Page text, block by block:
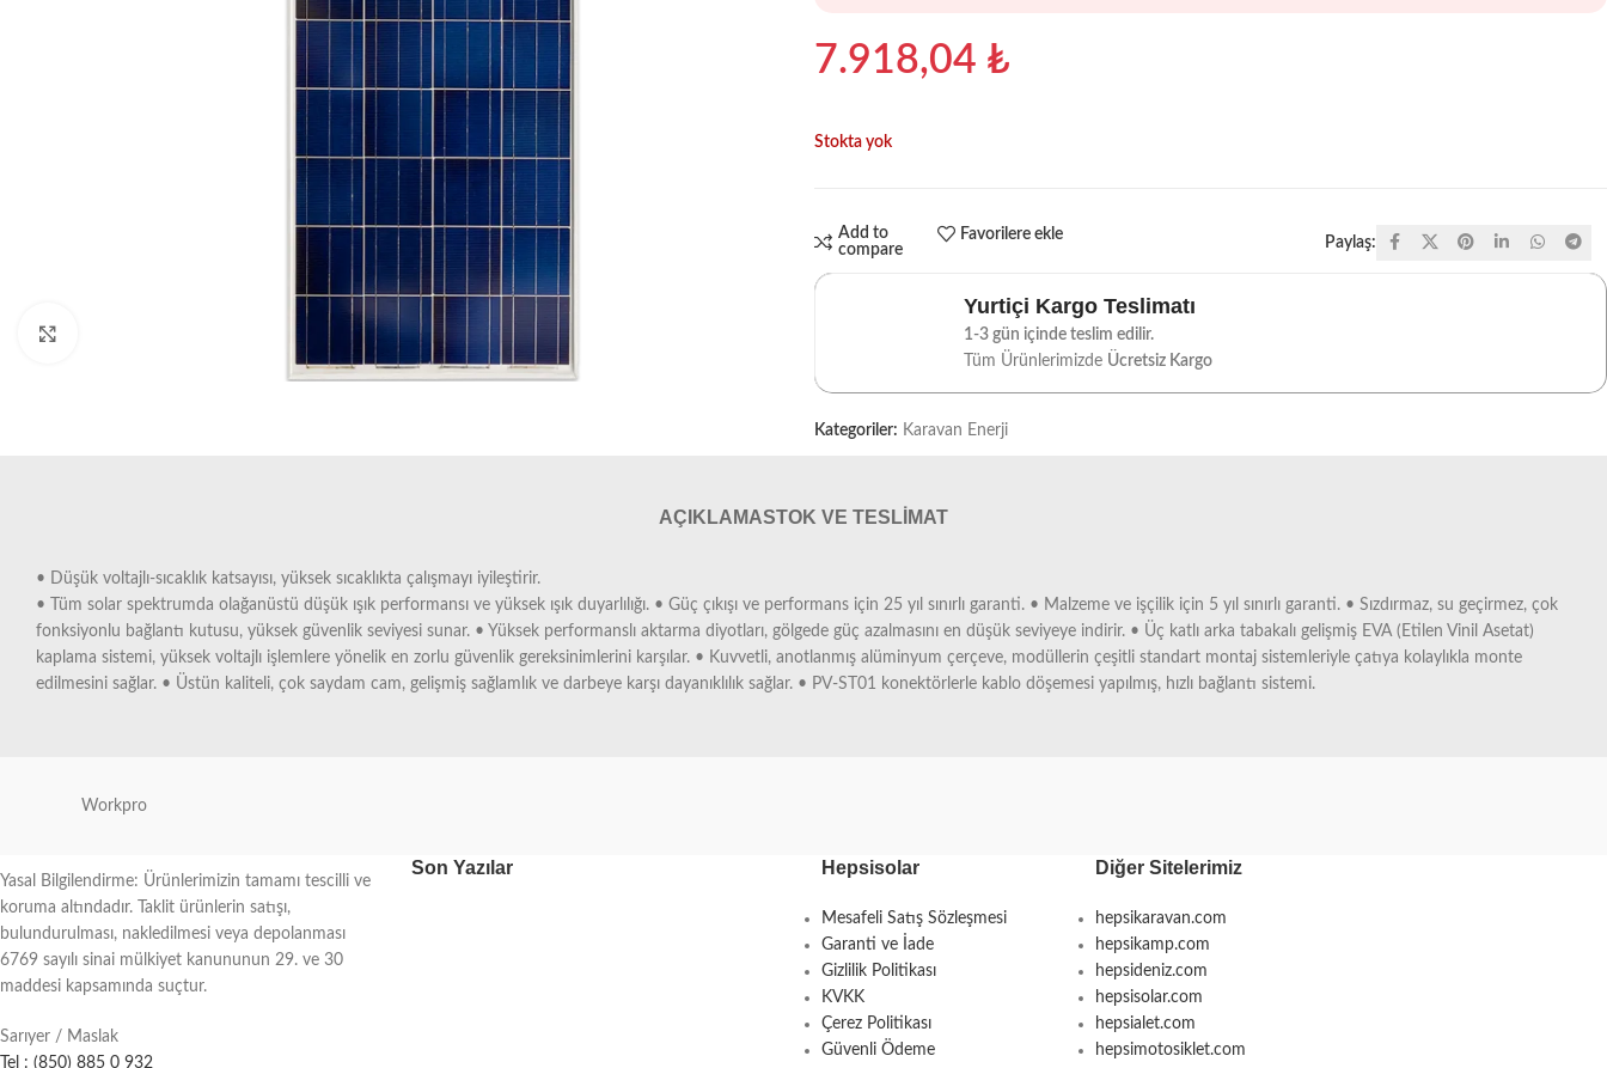
7.918,04 ₺
Stokta yok
Add to
compare
Favorilere ekle
Paylaş:
Yurtiçi Kargo Teslimatı
1-3 gün içinde teslim edilir.
Tüm Ürünlerimizde Ücretsiz Kargo
Kategoriler: Karavan Enerji
AÇIKLAMASTOK VE TESLIMAT
• Düşük voltajlı-sıcaklık katsayısı, yüksek sıcaklıkta çalışmayı iyileştirir.
• Tüm solar spektrumda olağanüstü düşük ışık performansı ve yüksek ışık duyarlılığı. • Güç çıkışı ve performans için 25 yıl sınırlı garanti. • Malzeme ve işçilik için 5 yıl sınırlı garanti. • Sızdırmaz, su geçirmez, çok
fonksiyonlu bağlantı kutusu, yüksek güvenlik seviyesi sunar. • Yüksek performanslı aktarma diyotları, gölgede güç azalmasını en düşük seviyeye indirir. • Üç katlı arka tabakalı gelişmiş EVA (Etilen Vinil Asetat)
kaplama sistemi, yüksek voltajlı işlemlere yönelik en zorlu güvenlik gereksinimlerini karşılar. • Kuvvetli, anotlanmış alüminyum çerçeve, modüllerin çeşitli standart montaj sistemleriyle çatıya kolaylıkla monte
edilmesini sağlar. • Üstün kaliteli, çok saydam cam, gelişmiş sağlamlık ve darbeye karşı dayanıklılık sağlar. • PV-ST01 konektörlerle kablo döşemesi yapılmış, hızlı bağlantı sistemi.
Workpro
Yasal Bilgilendirme: Ürünlerimizin tamamı tescilli ve
koruma altındadır. Taklit ürünlerin satışı,
bulundurulması, nakledilmesi veya depolanması
6769 sayılı sinai mülkiyet kanununun 29. ve 30
maddesi kapsamında suçtur.
Sarıyer / Maslak
Tel : (850) 885 0 932
Son Yazılar Hepsisolar
Mesafeli Satış Sözleşmesi
Garanti ve İade
Gizlilik Politikası
KVKK
Çerez Politikası
Güvenli Ödeme
Diğer Sitelerimiz
hepsikaravan.com
hepsikamp.com
hepsideniz.com
hepsisolar.com
hepsialet.com
hepsimotosiklet.com